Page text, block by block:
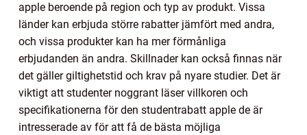
apple beroende på region och typ av produkt. Vissa
länder kan erbjuda större rabatter jämfört med andra,
och vissa produkter kan ha mer förmånliga
erbjudanden än andra. Skillnader kan också finnas när
det gäller giltighetstid och krav på nyare studier. Det är
viktigt att studenter noggrant läser villkoren och
specifikationerna för den studentrabatt apple de är
intresserade av för att få de bästa möjliga